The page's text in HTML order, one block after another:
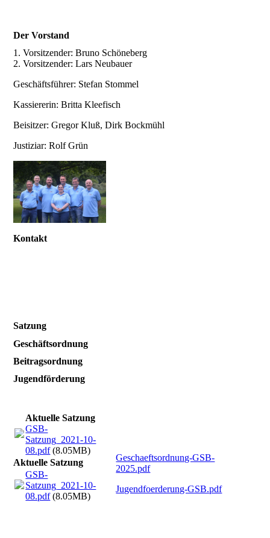
Der Vorstand
1. Vorsitzender: Bruno Schöneberg
2. Vorsitzender: Lars Neubauer
Geschäftsführer: Stefan Stommel
Kassiererin: Britta Kleefisch
Beisitzer: Gregor Kluß, Dirk Bockmühl
Justiziar: Rolf Grün
Kontakt
Satzung
Geschäftsordnung
Beitragsordnung
Jugendförderung
Aktuelle Satzung
GSB-
Satzung_2021-10-
08.pdf(8.05MB)
Aktuelle Satzung
GSB-
Satzung_2021-10-
08.pdf(8.05MB)
Geschaeftsordnung-GSB-
2025.pdf
Jugendfoerderung-GSB.pdf